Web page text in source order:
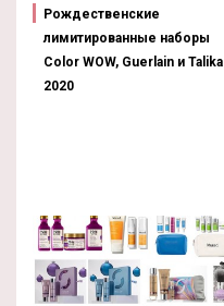
Рождественские
лимитированные наборы
Color WOW, Guerlain и Talika
2020